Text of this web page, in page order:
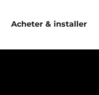
Acheter & installer